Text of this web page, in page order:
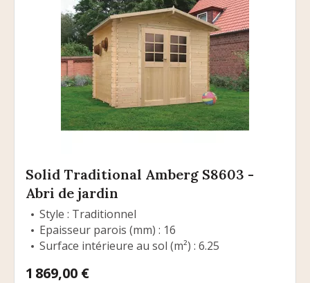
Solid Traditional Amberg S8603 -
Abri de jardin
Style : Traditionnel
Epaisseur parois (mm) : 16
Surface intérieure au sol (m²) : 6.25
Prix
1 869,00 €